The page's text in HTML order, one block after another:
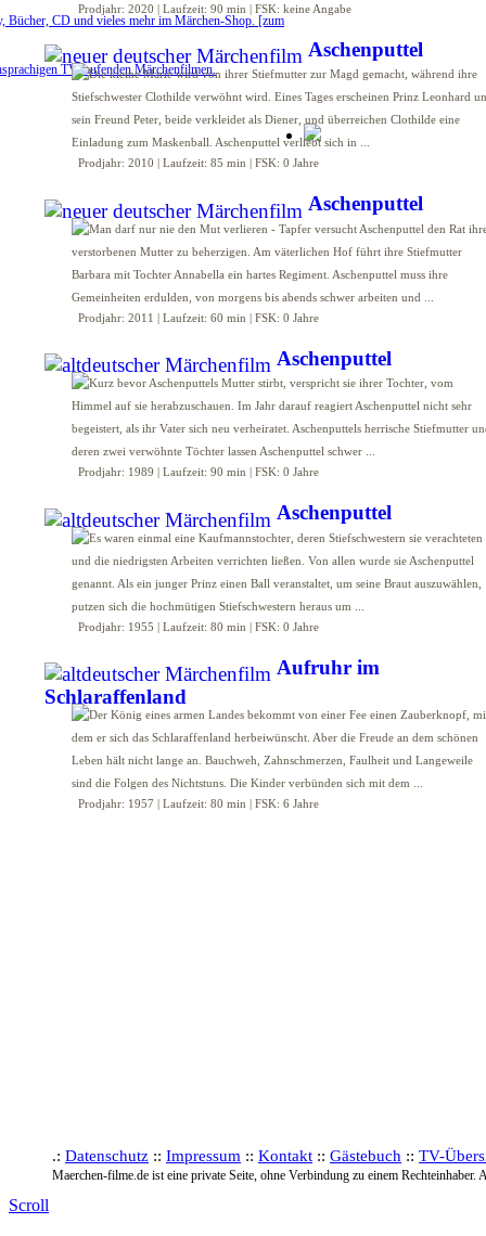
Bücher, CD und vieles mehr im Märchen-Shop. [zum
TV laufenden Märchenfilmen.
Prodjahr: 2020 | Laufzeit: 90 min | FSK: keine Angabe
Aschenputtel
Prodjahr: 2010 | Laufzeit: 85 min | FSK: 0 Jahre
Aschenputtel
Prodjahr: 2011 | Laufzeit: 60 min | FSK: 0 Jahre
Aschenputtel
Prodjahr: 1989 | Laufzeit: 90 min | FSK: 0 Jahre
Aschenputtel
Prodjahr: 1955 | Laufzeit: 80 min | FSK: 0 Jahre
Aufruhr im
Schlaraffenland
Prodjahr: 1957 | Laufzeit: 80 min | FSK: 6 Jahre
.: Datenschutz :: Impressum :: Kontakt :: Gästebuch :: TV-
Maerchen-filme.de ist eine private Seite, ohne Verbindung zu einem
Scroll